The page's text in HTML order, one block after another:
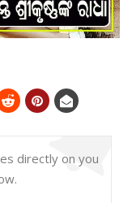
directly on you